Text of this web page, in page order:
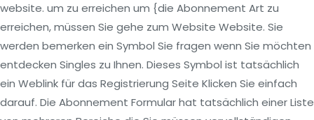
website. um zu erreichen um {die Abonnement Art zu
erreichen, müssen Sie gehe zum Website Website. Sie
werden bemerken ein Symbol Sie fragen wenn Sie möchten
entdecken Singles zu Ihnen. Dieses Symbol ist tatsächlich
ein Weblink für das Registrierung Seite Klicken Sie einfach
darauf. Die Abonnement Formular hat tatsächlich einer Liste